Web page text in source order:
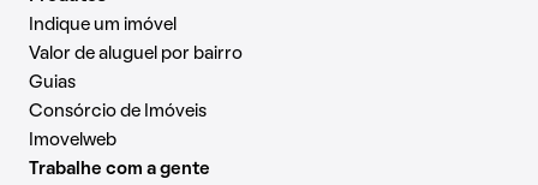
Indique um imóvel
Valor de aluguel por bairro
Guias
Consórcio de Imóveis
Imovelweb
Trabalhe com a gente